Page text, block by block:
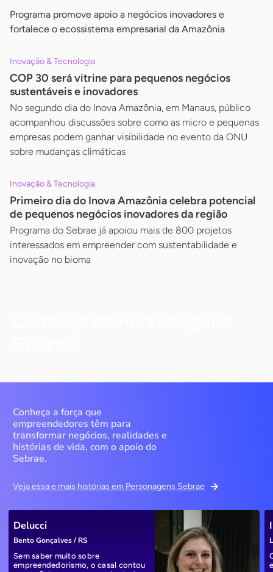
Programa promove apoio a negócios inovadores e
fortalece o ecossistema empresarial da Amazônia
Inovação & Tecnologia
COP 30 será vitrine para pequenos negócios
sustentáveis e inovadores
No segundo dia do Inova Amazônia, em Manaus, público
acompanhou discussões sobre como as micro e pequenas
empresas podem ganhar visibilidade no evento da ONU
sobre mudanças climáticas
Inovação & Tecnologia
Primeiro dia do Inova Amazônia celebra potencial
de pequenos negócios inovadores da região
Programa do Sebrae já apoiou mais de 800 projetos
interessados em empreender com sustentabilidade e
inovação no bioma
Conheça a força que
empreendedores têm para
transformar negócios, realidades e
histórias de vida, com o apoio do
Sebrae.
Veja essa e mais histórias em Personagens Sebrae
Delucci
Bento Gonçalves / RS
Sem saber muito sobre
empreendedorismo, o casal contou